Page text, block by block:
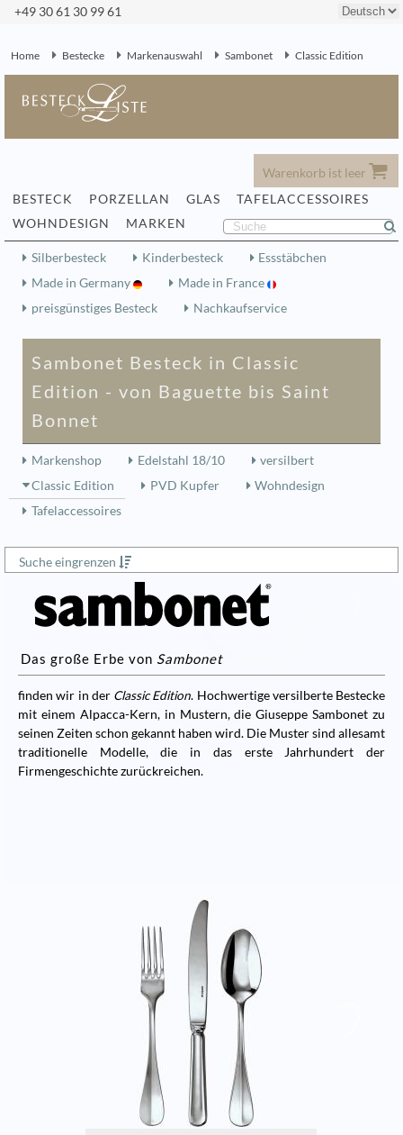
+49 30 61 30 99 61
Home Bestecke Markenauswahl Sambonet Classic Edition
Warenkorb ist leer
BESTECK
PORZELLAN GLAS
TAFELACCESSOIRES
WOHNDESIGN
MARKEN
Silberbesteck Kinderbesteck
Essstäbchen
Made in Germany
Made in France
preisgünstiges Besteck
Nachkaufservice
Sambonet Besteck in Classic
Edition - von Baguette bis Saint
Bonnet
Markenshop Edelstahl 18/10
versilbert
Classic Edition
PVD Kupfer
Wohndesign
Tafelaccessoires
Suche eingrenzen
Das große Erbe von Sambonet
finden wir in der Classic Edition. Hochwertige versilberte Bestecke
mit einem Alpacca-Kern, in Mustern, die Giuseppe Sambonet zu
seinen Zeiten schon gekannt haben wird. Die Muster sind allesamt
traditionelle Modelle, die in das erste Jahrhundert der
Firmengeschichte zurückreichen.